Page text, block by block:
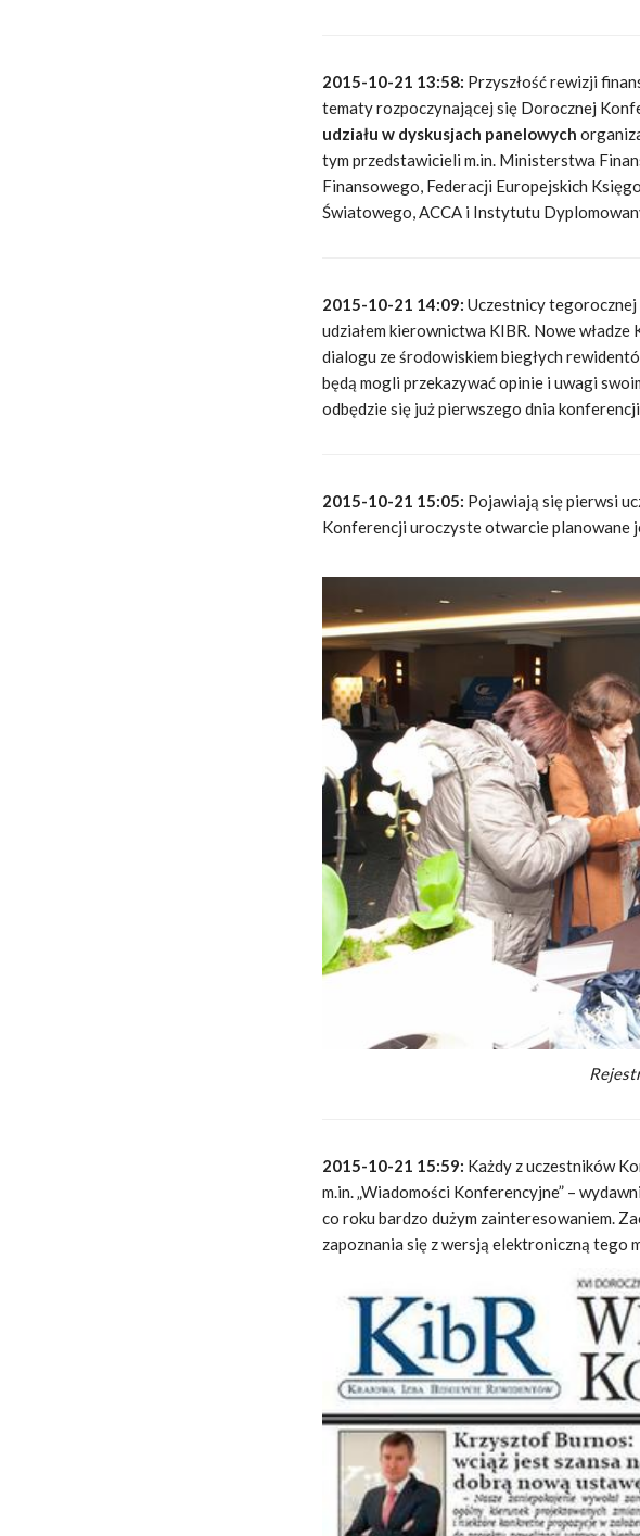
2015-10-21 13:58: Przyszłość rewizji
tematy rozpoczynającej się Dorocznej
udziału w dyskusjach panelowych
tym przedstawicieli m.in. Ministerstwa
Finansowego, Federacji Europejskich
Światowego, ACCA i Instytutu
2015-10-21 14:09: Uczestnicy tegorocznej
udziałem kierownictwa KIBR. Nowe
dialogu ze środowiskiem biegłych
będą mogli przekazywać opinie i uwagi
odbędzie się już pierwszego dnia
2015-10-21 15:05: Pojawiają się pierwsi
Konferencji uroczyste otwarcie planowane
2015-10-21 15:59: Każdy z uczestników
m.in. „Wiadomości Konferencyjne” –
co roku bardzo dużym zainteresowaniem.
zapoznania się z wersją elektroniczną tego